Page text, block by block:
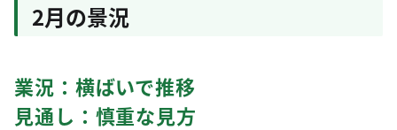
2月の景況
業況：横ばいで推移
見通し：慎重な見方